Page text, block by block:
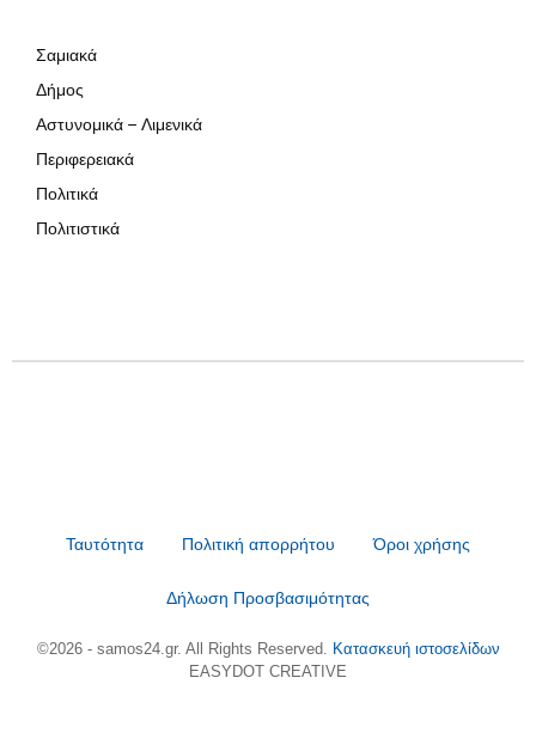
Σαμιακά
Δήμος
Αστυνομικά – Λιμενικά
Περιφερειακά
Πολιτικά
Πολιτιστικά
Ταυτότητα Πολιτική απορρήτου Όροι χρήσης
Δήλωση Προσβασιμότητας
©2026 - samos24.gr. All Rights Reserved. Κατασκευή ιστοσελίδων
EASYDOT CREATIVE